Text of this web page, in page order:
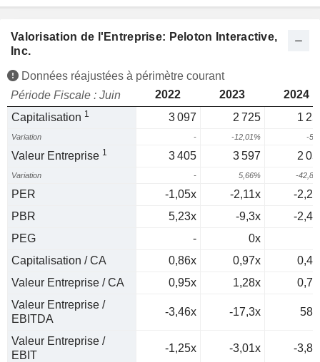
Valorisation de l'Entreprise: Peloton Interactive,
Inc.
Données réajustées à périmètre courant
Période Fiscale : Juin
2022 2023
2024
Capitalisation 1 3 097 2 725 1
Variation - -12,01% -
Valeur Entreprise 1 3 405 3 597 2
Variation - 5,66% -
PER -1,05x -2,11x
-
PBR
5,23x -9,3x
-
PEG
- 0x
Capitalisation / CA
0,86x 0,97x
Valeur Entreprise / CA
0,95x 1,28x
Valeur Entreprise /
EBITDA
-3,46x -17,3x
Valeur Entreprise /
EBIT
-1,25x -3,01x -